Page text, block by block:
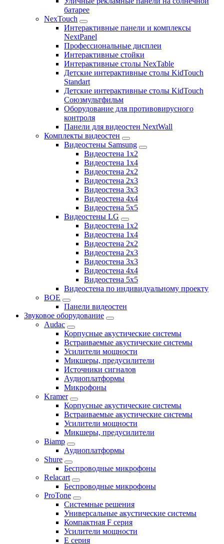
батарее
NexTouch
Интерактивные панели и комплексы
NextPanel
Профессиональные дисплеи
Интерактивные стойки
Интерактивные столы NexTable
Детские интерактивные столы KidTouch
Standart
Детские интерактивные столы KidTouch
Союзмультфильм
Оборудование для противовирусного
контроля
Панели для видеостен NextWall
Комплекты видеостен
Видеостены Samsung
Видеостена 1x2
Видеостена 1x4
Видеостена 2x2
Видеостена 2х3
Видеостена 3x3
Видеостена 4x4
Видеостена 5x5
Видеостены LG
Видеостена 1x2
Видеостена 1x4
Видеостена 2x2
Видеостена 2x3
Видеостена 3x3
Видеостена 4x4
Видеостена 5x5
Видеостена по индивидуальному проекту
BOE
Панели видеостен
Звуковое оборудование
Audac
Корпусные акустические системы
Встраиваемые акустические системы
Усилители мощности
Микшеры, предусилители
Источники сигналов
Аудиоплатформы
Микрофоны
Kramer
Корпусные акустические системы
Встраиваемые акустические системы
Усилители мощности
Микшеры, предусилители
Biamp
Аудиоплатформы
Shure
Беспроводные микрофоны
Relacart
Беспроводные микрофоны
ProTone
Системные решения
Универсальные акустические системы
Компактная F серия
Усилители мощности
E серия